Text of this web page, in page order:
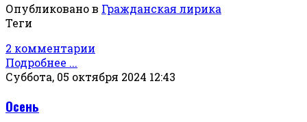
Опубликовано в Гражданская лирика
Теги
2 комментарии
Подробнее ...
Суббота, 05 октября 2024 12:43
Осень